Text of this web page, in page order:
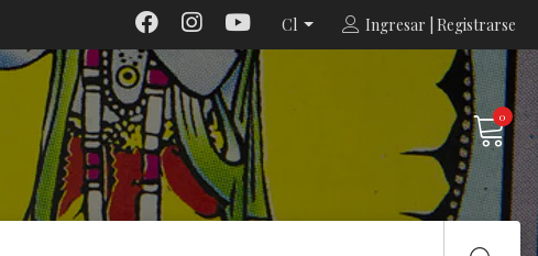
Cl Ingresar | Registrarse
0